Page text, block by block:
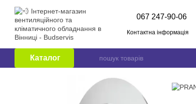
Перейти до основного контенту
067 247-90-06
Контактна інформація
Каталог